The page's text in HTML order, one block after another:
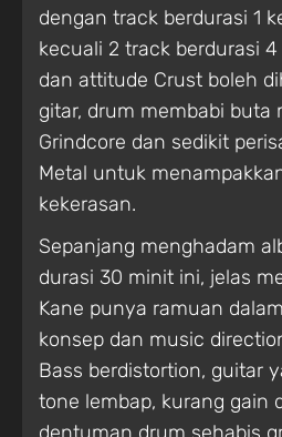
dengan track berdurasi 1
kecuali 2 track berdurasi
dan attitude Crust boleh
gitar, drum membabi buta
Grindcore dan sedikit
Metal untuk
kekerasan.
Sepanjang menghadam
durasi 30 minit ini, jelas
Kane punya ramuan
konsep dan music
Bass berdistortion, guitar
tone lembap, kurang gain